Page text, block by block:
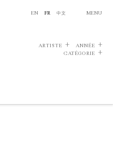
EN FR 中文 MENU
ARTISTE
ANNÉE
CATÉGORIE